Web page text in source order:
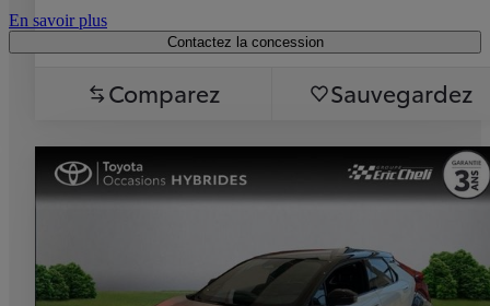
En savoir plus
Contactez la concession
Comparez Sauvegardez